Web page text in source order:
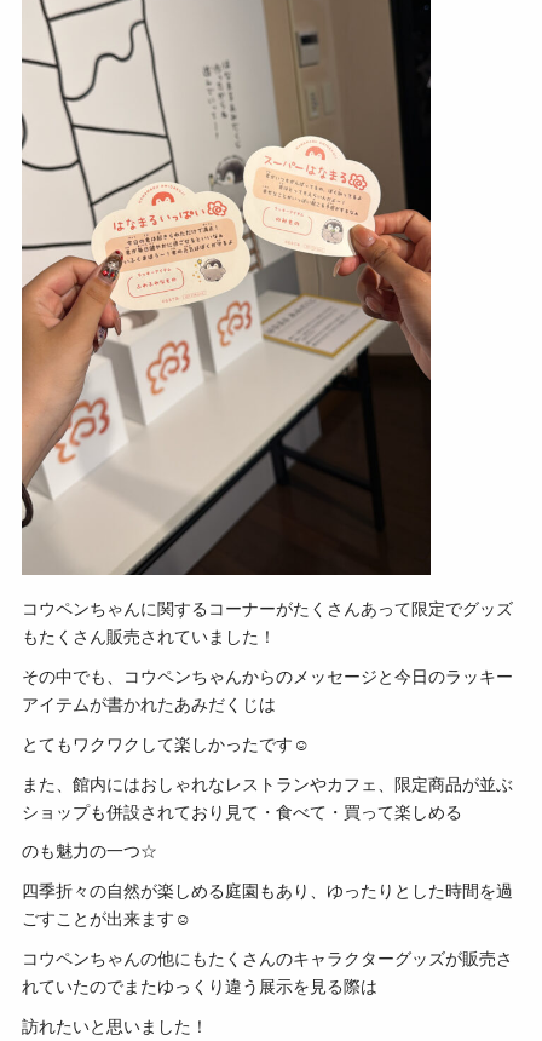
コウペンちゃんに関するコーナーがたくさんあって限定でグッズ
もたくさん販売されていました！
その中でも、コウペンちゃんからのメッセージと今日のラッキー
アイテムが書かれたあみだくじは
とてもワクワクして楽しかったです☺
また、館内にはおしゃれなレストランやカフェ、限定商品が並ぶ
ショップも併設されており見て・食べて・買って楽しめる
のも魅力の一つ☆
四季折々の自然が楽しめる庭園もあり、ゆったりとした時間を過
ごすことが出来ます☺
コウペンちゃんの他にもたくさんのキャラクターグッズが販売さ
れていたのでまたゆっくり違う展示を見る際は
訪れたいと思いました！